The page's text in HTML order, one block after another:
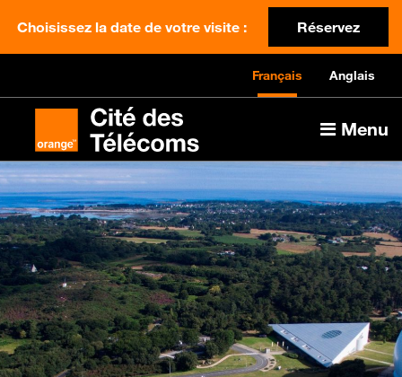
Choisissez la date de votre visite : Réservez
Français Anglais
Menu